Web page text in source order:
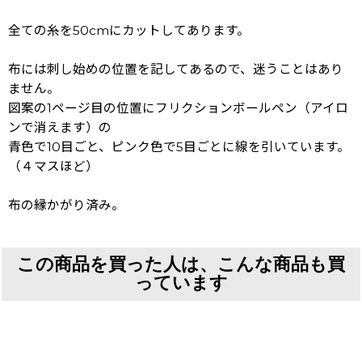
全ての糸を50cmにカットしてあります。
布には刺し始めの位置を記してあるので、迷うことはあり
ません。
図案の1ページ目の位置にフリクションボールペン（アイロ
ンで消えます）の
青色で10目ごと、ピンク色で5目ごとに線を引いています。
（４マスほど）
布の縁かがり済み。
この商品を買った人は、こんな商品も買
っています